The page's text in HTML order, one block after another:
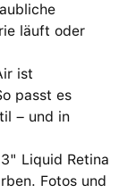
läuft oder
ist
passt es
– und in
Liquid Retina
Fotos und